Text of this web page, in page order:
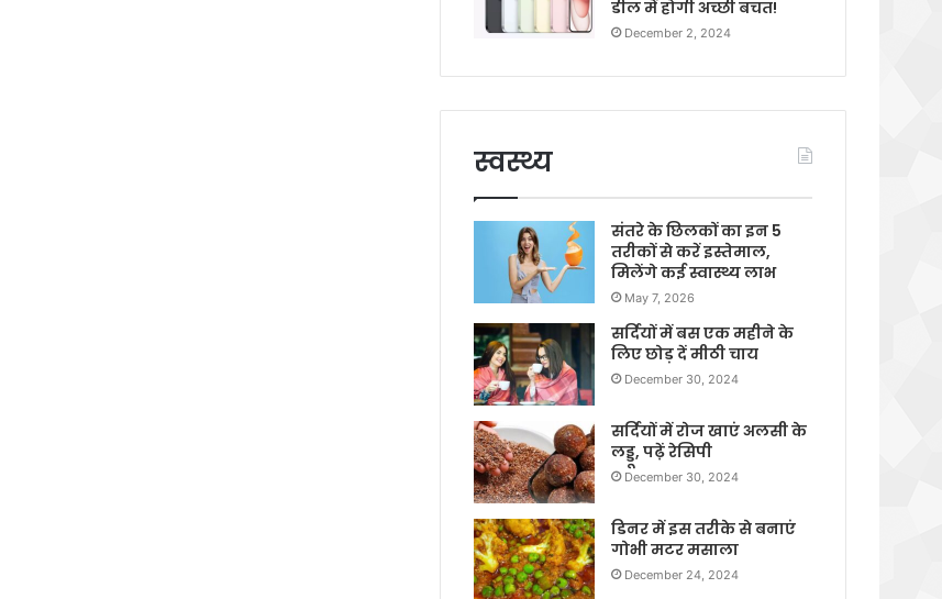
डील में होगी अच्छी बचत!
December 2, 2024
स्वस्थ्य
संतरे के छिलकों का इन 5
तरीकों से करें इस्तेमाल,
मिलेंगे कई स्वास्थ्य लाभ
May 7, 2026
सर्दियों में बस एक महीने के
लिए छोड़ दें मीठी चाय
December 30, 2024
सर्दियों में रोज खाएं अलसी के
लड्डू, पढ़ें रेसिपी
December 30, 2024
डिनर में इस तरीके से बनाएं
गोभी मटर मसाला
December 24, 2024